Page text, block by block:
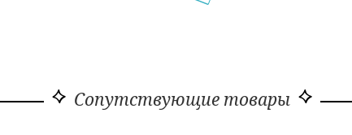
Сопутствующие товары